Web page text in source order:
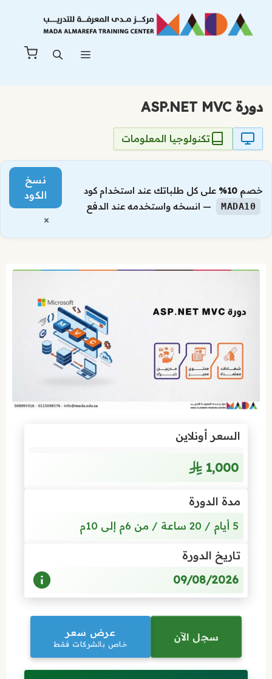
المحتوى
دورة ASP.NET MVC
تكنولوجيا المعلومات
خصم 10% على كل طلباتك عند استخدام كود
MADA10 — انسخه واستخدمه عند الدفع
نسخ
الكود
×
السعر أونلاين
1٬000
مدة الدورة
5 أيام / 20 ساعة / من 6م إلى 10م
تاريخ الدورة
09/08/2026
سجل الآن عرض سعر
خاص بالشركات فقط